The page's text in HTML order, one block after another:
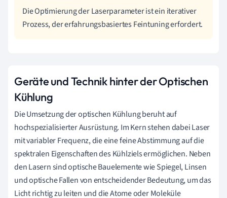
Die Optimierung der Laserparameter ist ein iterativer
Prozess, der erfahrungsbasiertes Feintuning erfordert.
Geräte und Technik hinter der Optischen
Kühlung
Die Umsetzung der optischen Kühlung beruht auf
hochspezialisierter Ausrüstung. Im Kern stehen dabei Laser
mit variabler Frequenz, die eine feine Abstimmung auf die
spektralen Eigenschaften des Kühlziels ermöglichen. Neben
den Lasern sind optische Bauelemente wie Spiegel, Linsen
und optische Fallen von entscheidender Bedeutung, um das
Licht richtig zu leiten und die Atome oder Moleküle